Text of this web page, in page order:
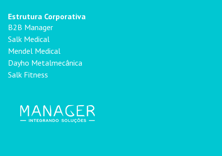
Estrutura Corporativa
B2B Manager
Salk Medical
Mendel Medical
Dayho Metalmecânica
Salk Fitness